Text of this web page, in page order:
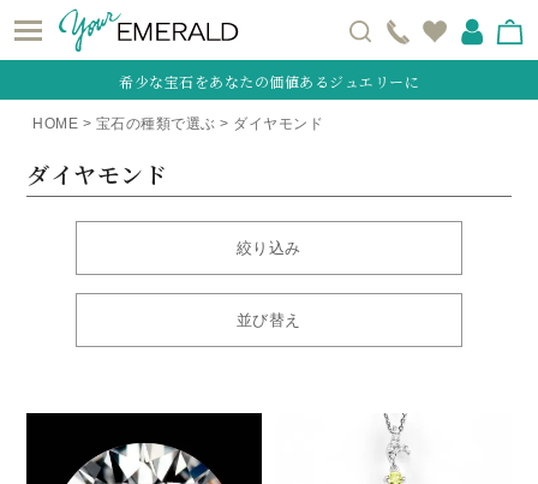
希少な宝石をあなたの価値あるジュエリーに
HOME 宝石の種類で選ぶ ダイヤモンド
ダイヤモンド
絞り込み
並び替え